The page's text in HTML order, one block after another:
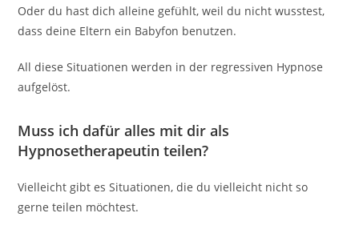
Oder du hast dich alleine gefühlt, weil du nicht wusstest,
dass deine Eltern ein Babyfon benutzen.
All diese Situationen werden in der regressiven Hypnose
aufgelöst.
Muss ich dafür alles mit dir als
Hypnosetherapeutin teilen?
Vielleicht gibt es Situationen, die du vielleicht nicht so
gerne teilen möchtest.